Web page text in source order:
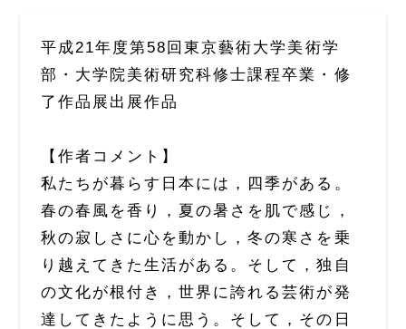
平成21年度第58回東京藝術大学美術学
部・大学院美術研究科修士課程卒業・修
了作品展出展作品
【作者コメント】
私たちが暮らす日本には，四季がある。
春の春風を香り，夏の暑さを肌で感じ，
秋の寂しさに心を動かし，冬の寒さを乗
り越えてきた生活がある。そして，独自
の文化が根付き，世界に誇れる芸術が発
達してきたように思う。そして，その日